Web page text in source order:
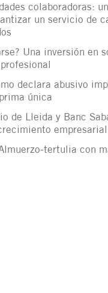
colaboradoras:
un servicio de
Una inversión en
declara abusivo
única
de Lleida y Banc
tertulia con